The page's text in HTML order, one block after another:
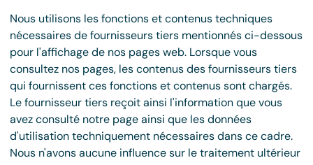
Nous utilisons les fonctions et contenus techniques
nécessaires de fournisseurs tiers mentionnés ci-dessous
pour l'affichage de nos pages web. Lorsque vous
consultez nos pages, les contenus des fournisseurs tiers
qui fournissent ces fonctions et contenus sont chargés.
Le fournisseur tiers reçoit ainsi l'information que vous
avez consulté notre page ainsi que les données
d'utilisation techniquement nécessaires dans ce cadre.
Nous n'avons aucune influence sur le traitement ultérieur